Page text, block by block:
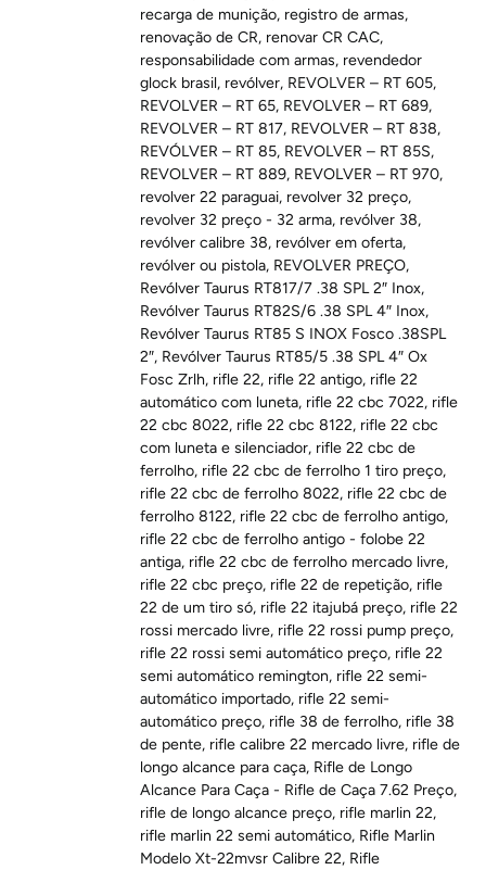
recarga de munição, registro de armas,
renovação de CR, renovar CR CAC,
responsabilidade com armas, revendedor
glock brasil, revólver, REVOLVER – RT 605,
REVOLVER – RT 65, REVOLVER – RT 689,
REVOLVER – RT 817, REVOLVER – RT 838,
REVÓLVER – RT 85, REVOLVER – RT 85S,
REVOLVER – RT 889, REVOLVER – RT 970,
revolver 22 paraguai, revolver 32 preço,
revolver 32 preço - 32 arma, revólver 38,
revólver calibre 38, revólver em oferta,
revólver ou pistola, REVOLVER PREÇO,
Revólver Taurus RT817/7 .38 SPL 2″ Inox,
Revólver Taurus RT82S/6 .38 SPL 4″ Inox,
Revólver Taurus RT85 S INOX Fosco .38SPL
2″, Revólver Taurus RT85/5 .38 SPL 4″ Ox
Fosc Zrlh, rifle 22, rifle 22 antigo, rifle 22
automático com luneta, rifle 22 cbc 7022, rifle
22 cbc 8022, rifle 22 cbc 8122, rifle 22 cbc
com luneta e silenciador, rifle 22 cbc de
ferrolho, rifle 22 cbc de ferrolho 1 tiro preço,
rifle 22 cbc de ferrolho 8022, rifle 22 cbc de
ferrolho 8122, rifle 22 cbc de ferrolho antigo,
rifle 22 cbc de ferrolho antigo - folobe 22
antiga, rifle 22 cbc de ferrolho mercado livre,
rifle 22 cbc preço, rifle 22 de repetição, rifle
22 de um tiro só, rifle 22 itajubá preço, rifle 22
rossi mercado livre, rifle 22 rossi pump preço,
rifle 22 rossi semi automático preço, rifle 22
semi automático remington, rifle 22 semi-
automático importado, rifle 22 semi-
automático preço, rifle 38 de ferrolho, rifle 38
de pente, rifle calibre 22 mercado livre, rifle de
longo alcance para caça, Rifle de Longo
Alcance Para Caça - Rifle de Caça 7.62 Preço,
rifle de longo alcance preço, rifle marlin 22,
rifle marlin 22 semi automático, Rifle Marlin
Modelo Xt-22mvsr Calibre 22, Rifle